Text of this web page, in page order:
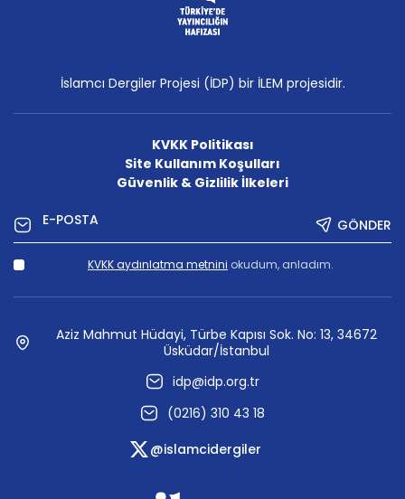
İslamcı Dergiler Projesi (İDP) bir İLEM projesidir.
KVKK Politikası
Site Kullanım Koşulları
Güvenlik & Gizlilik İlkeleri
GÖNDER
KVKK aydınlatma metnini okudum, anladım.
Aziz Mahmut Hüdayi, Türbe Kapısı Sok. No: 13, 34672
Üsküdar/İstanbul
idp@idp.org.tr
(0216) 310 43 18
@islamcidergiler